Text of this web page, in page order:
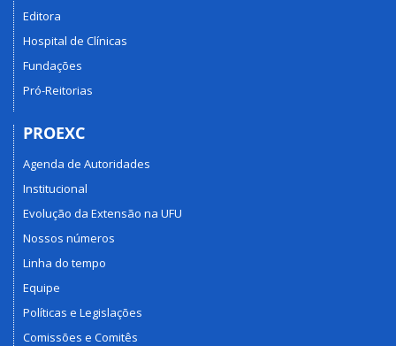
Editora
Hospital de Clínicas
Fundações
Pró-Reitorias
PROEXC
Agenda de Autoridades
Institucional
Evolução da Extensão na UFU
Nossos números
Linha do tempo
Equipe
Políticas e Legislações
Comissões e Comitês